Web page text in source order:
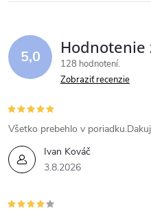
5,0 Hodnotenie
128 hodnotení
Zobraziť recenzie
Ivan Kováč
3.8.2026
Všetko prebehlo v